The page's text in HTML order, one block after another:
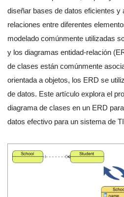
diseñar bases de datos eficientes y
relaciones entre diferentes
modelado comúnmente utilizadas
y los diagramas entidad-relación
de clases están comúnmente
orientada a objetos, los ERD se
de datos. Este artículo explora el
diagrama de clases en un ERD
datos efectivo para un sistema de